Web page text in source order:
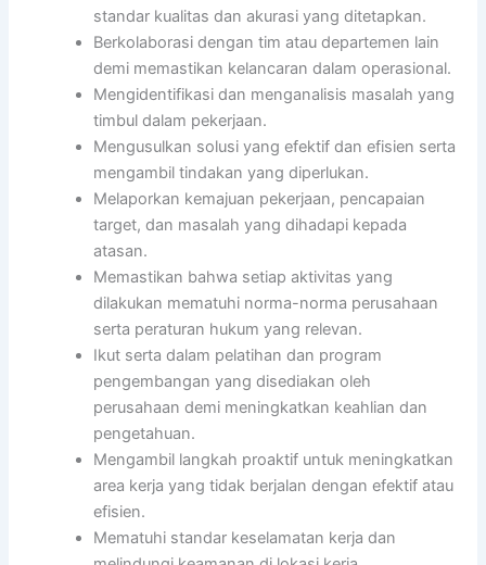
standar kualitas dan akurasi yang ditetapkan.
Berkolaborasi dengan tim atau departemen lain
demi memastikan kelancaran dalam operasional.
Mengidentifikasi dan menganalisis masalah yang
timbul dalam pekerjaan.
Mengusulkan solusi yang efektif dan efisien serta
mengambil tindakan yang diperlukan.
Melaporkan kemajuan pekerjaan, pencapaian
target, dan masalah yang dihadapi kepada
atasan.
Memastikan bahwa setiap aktivitas yang
dilakukan mematuhi norma-norma perusahaan
serta peraturan hukum yang relevan.
Ikut serta dalam pelatihan dan program
pengembangan yang disediakan oleh
perusahaan demi meningkatkan keahlian dan
pengetahuan.
Mengambil langkah proaktif untuk meningkatkan
area kerja yang tidak berjalan dengan efektif atau
efisien.
Mematuhi standar keselamatan kerja dan